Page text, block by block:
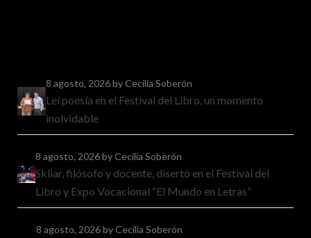
8 agosto, 2026by Cecilia Soberón
Leí poesía en el Festival del Libro, un momento
inolvidable
8 agosto, 2026by Cecilia Soberón
Skliar, filósofo y docente, disertó en el Festival del
Libro y Expo Vocacional “El Mundo en Letras”
8 agosto, 2026by Cecilia Soberón